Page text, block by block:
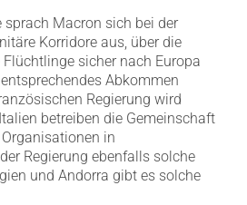
Macron sich bei der
Korridore aus, über die
sicher nach Europa
Abkommen
Regierung wird
betreiben die Gemeinschaft
in
Regierung ebenfalls solche
und Andorra gibt es solche